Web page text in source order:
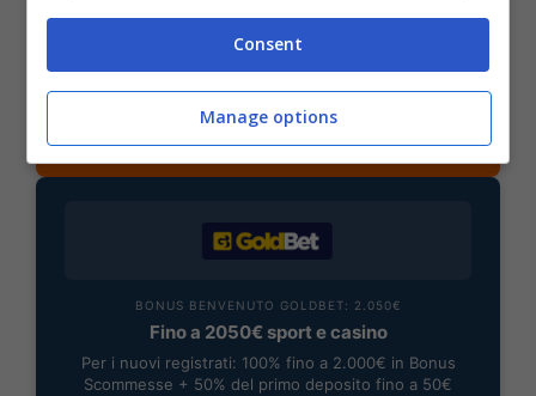
200€
BONUS BENVENUTO GOLDBET: 2.050€
Fino a 2050€ sport e casino
Per i nuovi registrati: 100% fino a 2.000€ in Bonus
Scommesse + 50% del primo deposito fino a 50€
Consent
Manage options